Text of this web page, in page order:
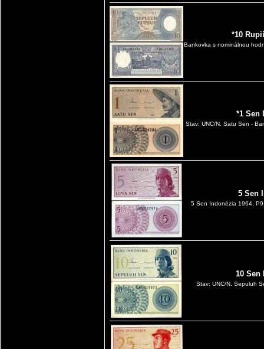
*10
Bankovka s nominálnou
*1 Sen
Stav: UNC/N. Satu Sen -
5 Sen
5 Sen Indonézia 1964,
10 Sen
Stav: UNC/N. Sepuluh